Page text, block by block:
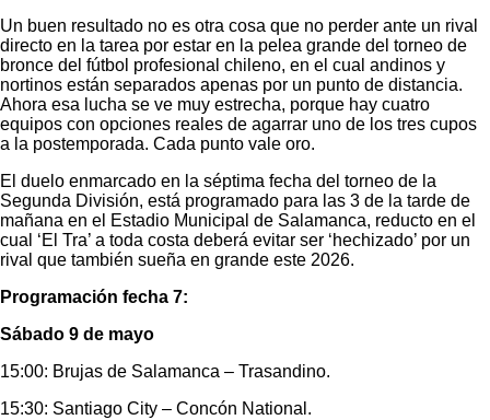
Un buen resultado no es otra cosa que no perder ante un rival
directo en la tarea por estar en la pelea grande del torneo de
bronce del fútbol profesional chileno, en el cual andinos y
nortinos están separados apenas por un punto de distancia.
Ahora esa lucha se ve muy estrecha, porque hay cuatro
equipos con opciones reales de agarrar uno de los tres cupos
a la postemporada. Cada punto vale oro.
El duelo enmarcado en la séptima fecha del torneo de la
Segunda División, está programado para las 3 de la tarde de
mañana en el Estadio Municipal de Salamanca, reducto en el
cual ‘El Tra’ a toda costa deberá evitar ser ‘hechizado’ por un
rival que también sueña en grande este 2026.
Programación fecha 7:
Sábado 9 de mayo
15:00: Brujas de Salamanca – Trasandino.
15:30: Santiago City – Concón National.